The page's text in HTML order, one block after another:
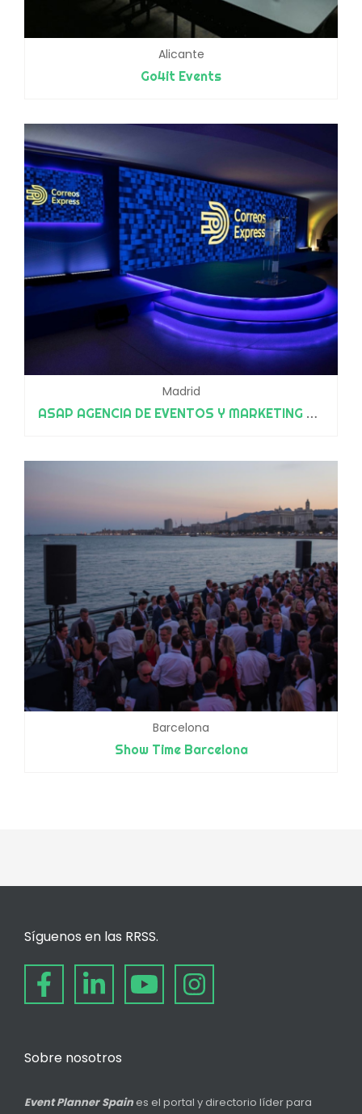
Alicante
Go4it Events
Madrid
ASAP AGENCIA DE EVENTOS Y MARKETING EXPERIENCIAL
Barcelona
Show Time Barcelona
Síguenos en las RRSS.
Sobre nosotros
Event Planner Spain es el portal y directorio líder para